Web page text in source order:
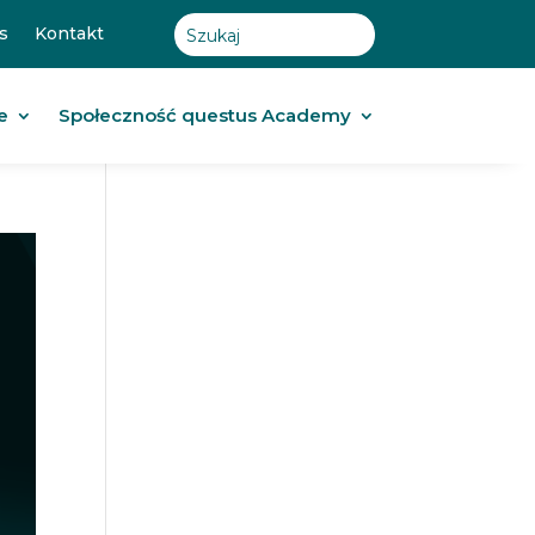
Kontakt
Społeczność questus Academy